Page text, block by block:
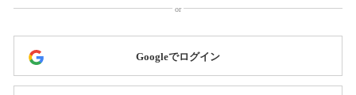
Googleでログイン